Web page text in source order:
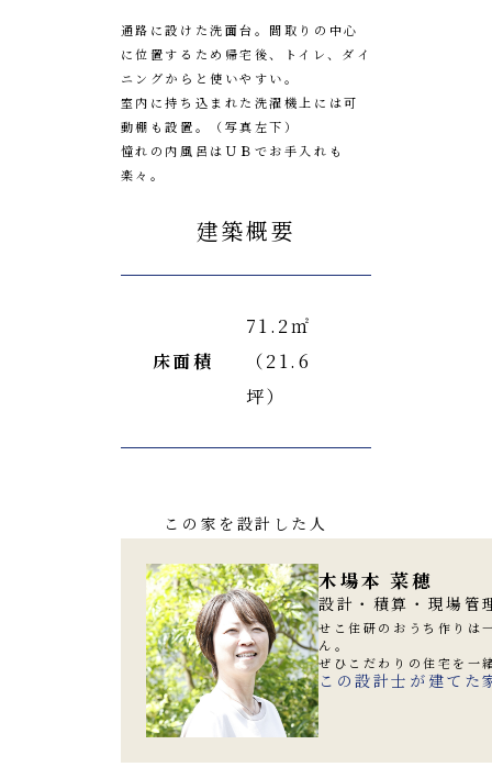
通路に設けた洗面台。間取りの中心
に位置するため帰宅後、トイレ、ダイ
ニングからと使いやすい。
室内に持ち込まれた洗濯機上には可
動棚も設置。（写真左下）
憧れの内風呂はＵＢでお手入れも
楽々。
建築概要
床面積
71.2㎡
（21.6
坪）
この家を設計した人
木場本 菜穂
設計・積算・現場
せこ住研のおうち作りは
ん。
ぜひこだわりの住宅を一
この設計士が建て